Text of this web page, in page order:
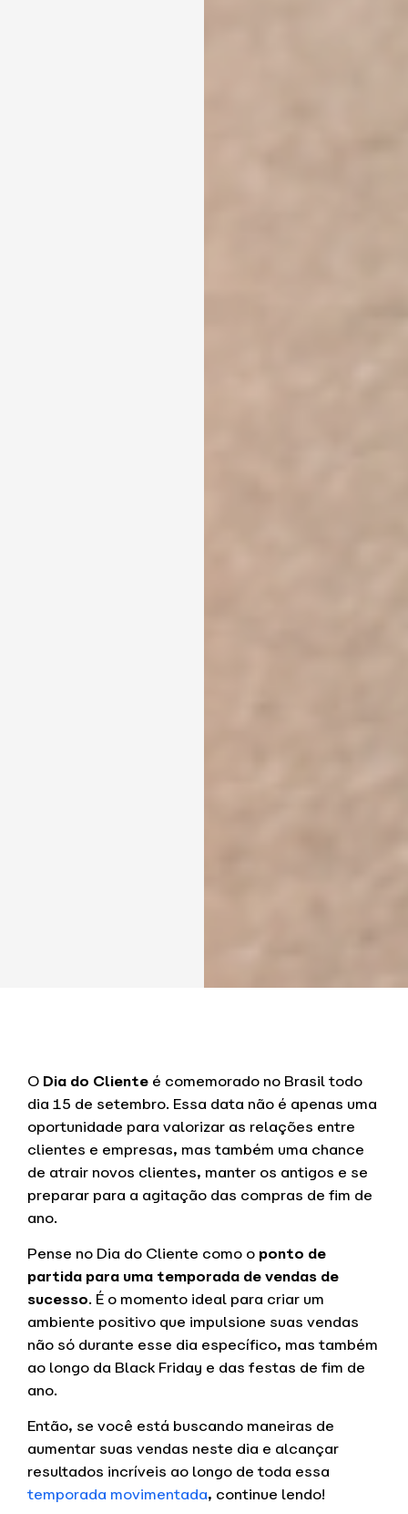
O Dia do Cliente é comemorado no Brasil todo
dia 15 de setembro. Essa data não é apenas uma
oportunidade para valorizar as relações entre
clientes e empresas, mas também uma chance
de atrair novos clientes, manter os antigos e se
preparar para a agitação das compras de fim de
ano.
Pense no Dia do Cliente como oponto de
partida para uma temporada de vendas de
sucesso. É o momento ideal para criar um
ambiente positivo que impulsione suas vendas
não só durante esse dia específico, mas também
ao longo da Black Friday e das festas de fim de
ano.
Então, se você está buscando maneiras de
aumentar suas vendas neste dia e alcançar
resultados incríveis ao longo de toda essa
temporada movimentada, continue lendo!